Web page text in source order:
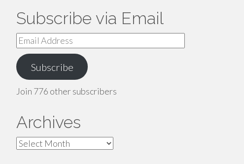
Subscribe via Email
Email
Address
Subscribe
Join 776 other subscribers
Archives
Archives